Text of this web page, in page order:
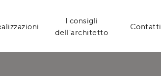
I consigli
dell'architetto
Contatti